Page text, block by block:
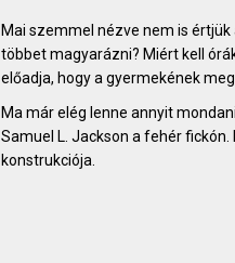
Mai szemmel nézve nem is
többet magyarázni? Miért kell
előadja, hogy a gyermekének
Ma már elég lenne annyit
Samuel L. Jackson a fehér
konstrukciója.